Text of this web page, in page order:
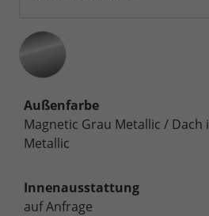
Außenfarbe
Magnetic Grau Metallic / Dach
Metallic
Innenausstattung
auf Anfrage